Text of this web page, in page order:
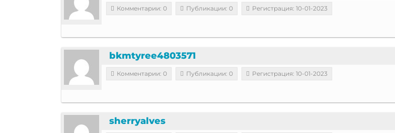
Комментарии: 0 Публикации: 0 Регистрация: 10-01-2023
bkmtyree4803571
Комментарии: 0 Публикации: 0 Регистрация: 10-01-2023
sherryalves